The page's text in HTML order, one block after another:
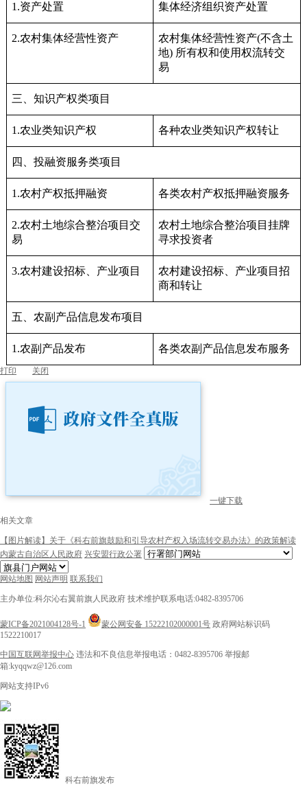
1.资产处置 集体经济组织资产处置
2.农村集体经营性资产
农村集体经营性资产(不含土
地) 所有权和使用权流转交
易
三、知识产权类项目
1.农业类知识产权 各种农业类知识产权转让
四、投融资服务类项目
1.农村产权抵押融资 各类农村产权抵押融资服务
2.农村土地综合整治项目交
易
农村土地综合整治项目挂牌
寻求投资者
3.农村建设招标、产业项目
农村建设招标、产业项目招
商和转让
五、农副产品信息发布项目
1.农副产品发布 各类农副产品信息发布服务
打印 关闭
一键下载
相关文章
【图片解读】关于《科右前旗鼓励和引导农村产权入场流转交易办法》的政策解读
内蒙古自治区人民政府 兴安盟行政公署
网站地图 网站声明 联系我们
主办单位:科尔沁右翼前旗人民政府 技术维护联系电话:0482-8395706
蒙ICP备2021004128号-1 蒙公网安备 15222102000001号 政府网站标识码
1522210017
中国互联网举报中心 违法和不良信息举报电话：0482-8395706 举报邮
箱:kyqqwz@126.com
网站支持IPv6
科右前旗发布